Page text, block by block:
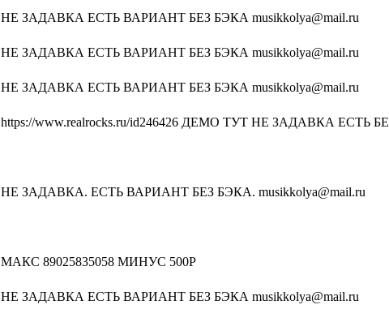
НЕ ЗАДАВКА ЕСТЬ ВАРИАНТ БЕЗ БЭКА musikkolya@mail.ru
НЕ ЗАДАВКА ЕСТЬ ВАРИАНТ БЕЗ БЭКА musikkolya@mail.ru
НЕ ЗАДАВКА ЕСТЬ ВАРИАНТ БЕЗ БЭКА musikkolya@mail.ru
https://www.realrocks.ru/id246426 ДЕМО ТУТ НЕ ЗАДАВКА ЕСТЬ
НЕ ЗАДАВКА. ЕСТЬ ВАРИАНТ БЕЗ БЭКА. musikkolya@mail.ru
МАКС 89025835058 МИНУС 500Р
НЕ ЗАДАВКА ЕСТЬ ВАРИАНТ БЕЗ БЭКА musikkolya@mail.ru